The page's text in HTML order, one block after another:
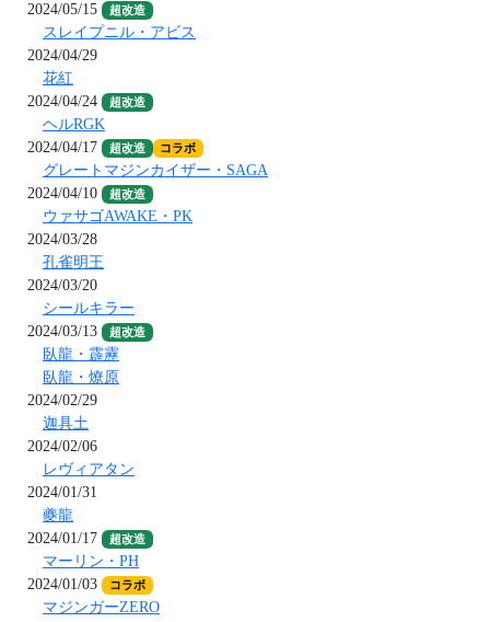
2024/05/15
超改造
スレイプニル・アビス
2024/04/29
花紅
2024/04/24
超改造
ヘルRGK
2024/04/17
超改造 コラボ
グレートマジンカイザー・SAGA
2024/04/10
超改造
ウァサゴAWAKE・PK
2024/03/28
孔雀明王
2024/03/20
シールキラー
2024/03/13
超改造
臥龍・霹靂
臥龍・燎原
2024/02/29
迦具土
2024/02/06
レヴィアタン
2024/01/31
夔龍
2024/01/17
超改造
マーリン・PH
2024/01/03
コラボ
マジンガーZERO